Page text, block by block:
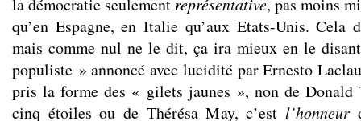
la démocratie seulement représentative, pas moins
qu’en Espagne, en Italie qu’aux Etats-Unis. Cela
mais comme nul ne le dit, ça ira mieux en le
populiste » annoncé avec lucidité par Ernesto
pris la forme des « gilets jaunes », non de Donald
cinq étoiles ou de Thérésa May, c’est l’honneur